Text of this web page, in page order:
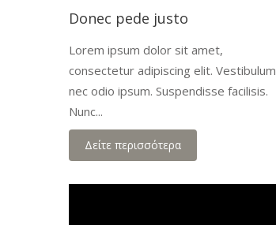
Donec pede justo
Lorem ipsum dolor sit amet,
consectetur adipiscing elit. Vestibulum
nec odio ipsum. Suspendisse facilisis.
Nunc...
Δείτε περισσότερα